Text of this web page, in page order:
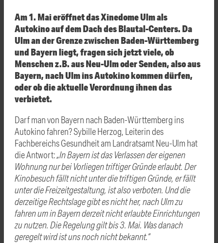
Am 1. Mai eröffnet das Xinedome Ulm als
Autokino auf dem Dach des Blautal-Centers. Da
Ulm an der Grenze zwischen Baden-Württemberg
und Bayern liegt, fragen sich jetzt viele, ob
Menschen z.B. aus Neu-Ulm oder Senden, also aus
Bayern, nach Ulm ins Autokino kommen dürfen,
oder ob die aktuelle Verordnung ihnen das
verbietet.
Darf man von Bayern nach Baden-Württemberg ins
Autokino fahren? Sybille Herzog, Leiterin des
Fachbereichs Gesundheit am Landratsamt Neu-Ulm hat
die Antwort:„In Bayern ist das Verlassen der eigenen
Wohnung nur bei Vorliegen triftiger Gründe erlaubt. Der
Kinobesuch fällt nicht unter die triftigen Gründe, er fällt
unter die Freizeitgestaltung, ist also verboten. Und die
derzeitige Rechtslage gibt es nicht her, nach Ulm zu
fahren um in Bayern derzeit nicht erlaubte Einrichtungen
zu nutzen. Die Regelung gilt bis 3. Mai. Was danach
geregelt wird ist uns noch nicht bekannt.“